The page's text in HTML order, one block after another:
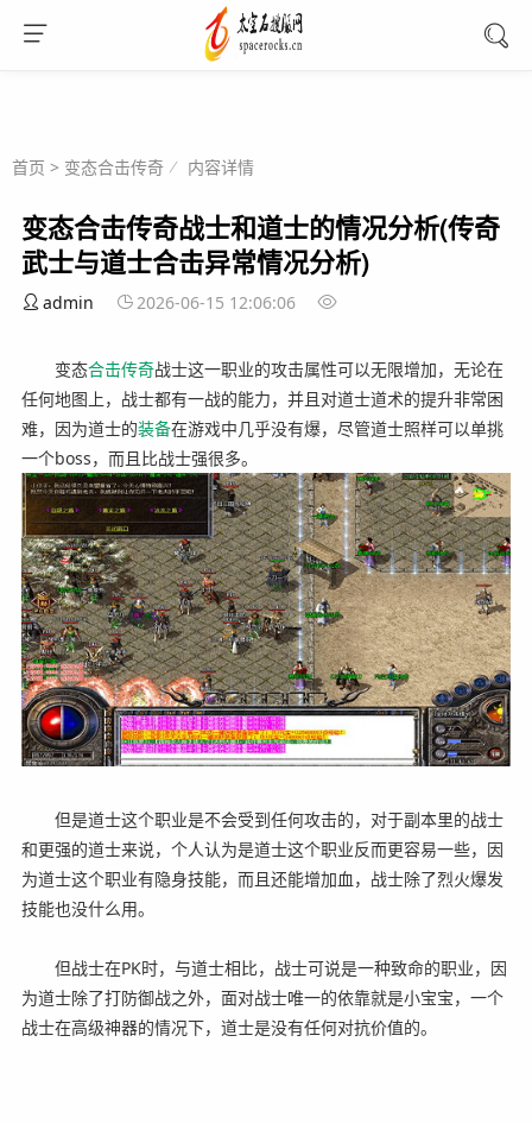
首页 > 变态合击传奇 内容详情
变态合击传奇战士和道士的情况分析(传奇
武士与道士合击异常情况分析)
admin 2026-06-15 12:06:06
变态合击传奇战士这一职业的攻击属性可以无限增加，无论在
任何地图上，战士都有一战的能力，并且对道士道术的提升非常困
难，因为道士的装备在游戏中几乎没有爆，尽管道士照样可以单挑
一个boss，而且比战士强很多。
但是道士这个职业是不会受到任何攻击的，对于副本里的战士
和更强的道士来说，个人认为是道士这个职业反而更容易一些，因
为道士这个职业有隐身技能，而且还能增加血，战士除了烈火爆发
技能也没什么用。
但战士在PK时，与道士相比，战士可说是一种致命的职业，因
为道士除了打防御战之外，面对战士唯一的依靠就是小宝宝，一个
战士在高级神器的情况下，道士是没有任何对抗价值的。